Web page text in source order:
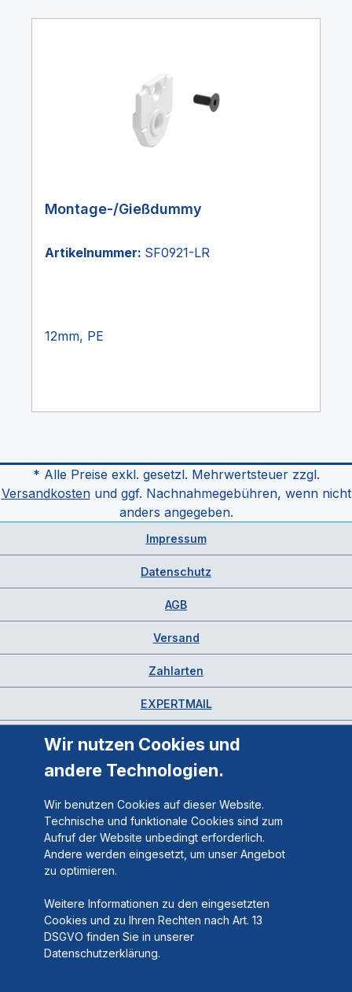
Montage-/Gießdummy
Artikelnummer: SF0921-LR
12mm, PE
* Alle Preise exkl. gesetzl. Mehrwertsteuer zzgl.
Versandkostenund ggf. Nachnahmegebühren, wenn nicht
anders angegeben.
Impressum
Datenschutz
AGB
Versand
Zahlarten
EXPERTMAIL
Wir nutzen Cookies und
andere Technologien.
Wir benutzen Cookies auf dieser Website.
Technische und funktionale Cookies sind zum
Aufruf der Website unbedingt erforderlich.
Andere werden eingesetzt, um unser Angebot
zu optimieren.
Weitere Informationen zu den eingesetzten
Cookies und zu Ihren Rechten nach Art. 13
DSGVO finden Sie in unserer
Datenschutzerklärung.